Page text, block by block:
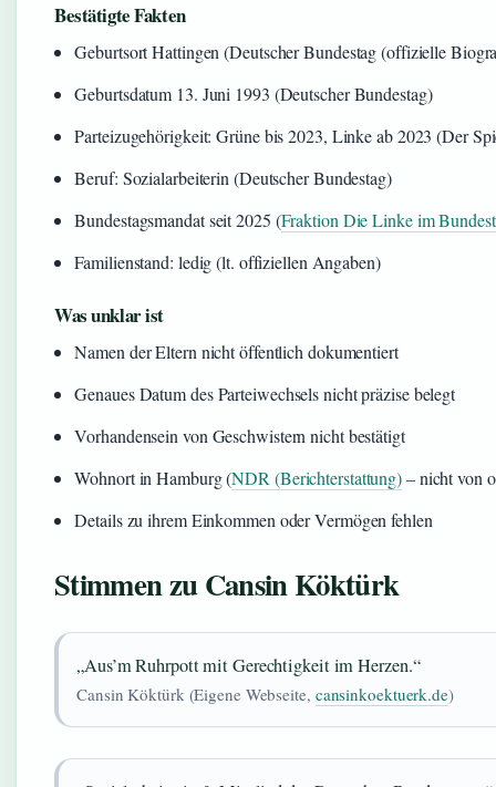
Bestätigte Fakten
Geburtsort Hattingen (Deutscher Bundestag (offizielle
Geburtsdatum 13. Juni 1993 (Deutscher Bundestag)
Parteizugehörigkeit: Grüne bis 2023, Linke ab 2023 (Der
Beruf: Sozialarbeiterin (Deutscher Bundestag)
Bundestagsmandat seit 2025 (Fraktion Die Linke im
Familienstand: ledig (lt. offiziellen Angaben)
Was unklar ist
Namen der Eltern nicht öffentlich dokumentiert
Genaues Datum des Parteiwechsels nicht präzise belegt
Vorhandensein von Geschwistern nicht bestätigt
Wohnort in Hamburg (NDR (Berichterstattung)– nicht von
Details zu ihrem Einkommen oder Vermögen fehlen
Stimmen zu Cansin Köktürk
„Aus’m Ruhrpott mit Gerechtigkeit im Herzen.“
Cansin Köktürk (Eigene Webseite, cansinkoektuerk.de)